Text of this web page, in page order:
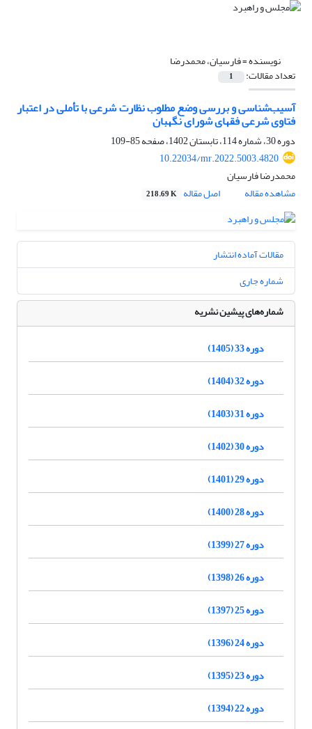
نویسنده =فارسیان، محمدرضا
تعداد مقالات: 1
آسیب‌شناسی و بررسی وضع مطلوب نظارت شرعی با تأملی در اعتبار
فتاوی شرعی فقهای شورای نگهبان
دوره 30، شماره 114، تابستان 1402، صفحه
85-109
10.22034/mr.2022.5003.4820
محمدرضا فارسیان
مشاهده مقاله
اصل مقاله 218.69 K
مقالات آماده انتشار
شماره جاری
شماره‌های پیشین نشریه
دوره 33 (1405)
دوره 32 (1404)
دوره 31 (1403)
دوره 30 (1402)
دوره 29 (1401)
دوره 28 (1400)
دوره 27 (1399)
دوره 26 (1398)
دوره 25 (1397)
دوره 24 (1396)
دوره 23 (1395)
دوره 22 (1394)